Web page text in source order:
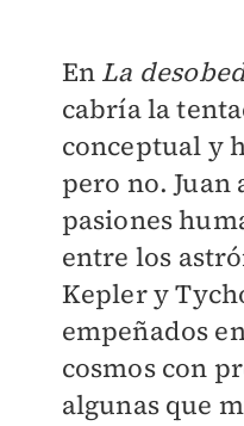
En La
cabría la
conceptual y
pero no. Juan
pasiones
entre los
Kepler y
empeñados
cosmos con
algunas que